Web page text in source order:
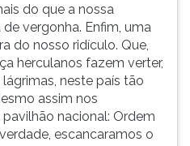
do que a nossa
vergonha. Enfim, uma
do nosso ridículo. Que,
herculanos fazem verter,
neste país tão
assim nos
nacional: Ordem
escancaramos o